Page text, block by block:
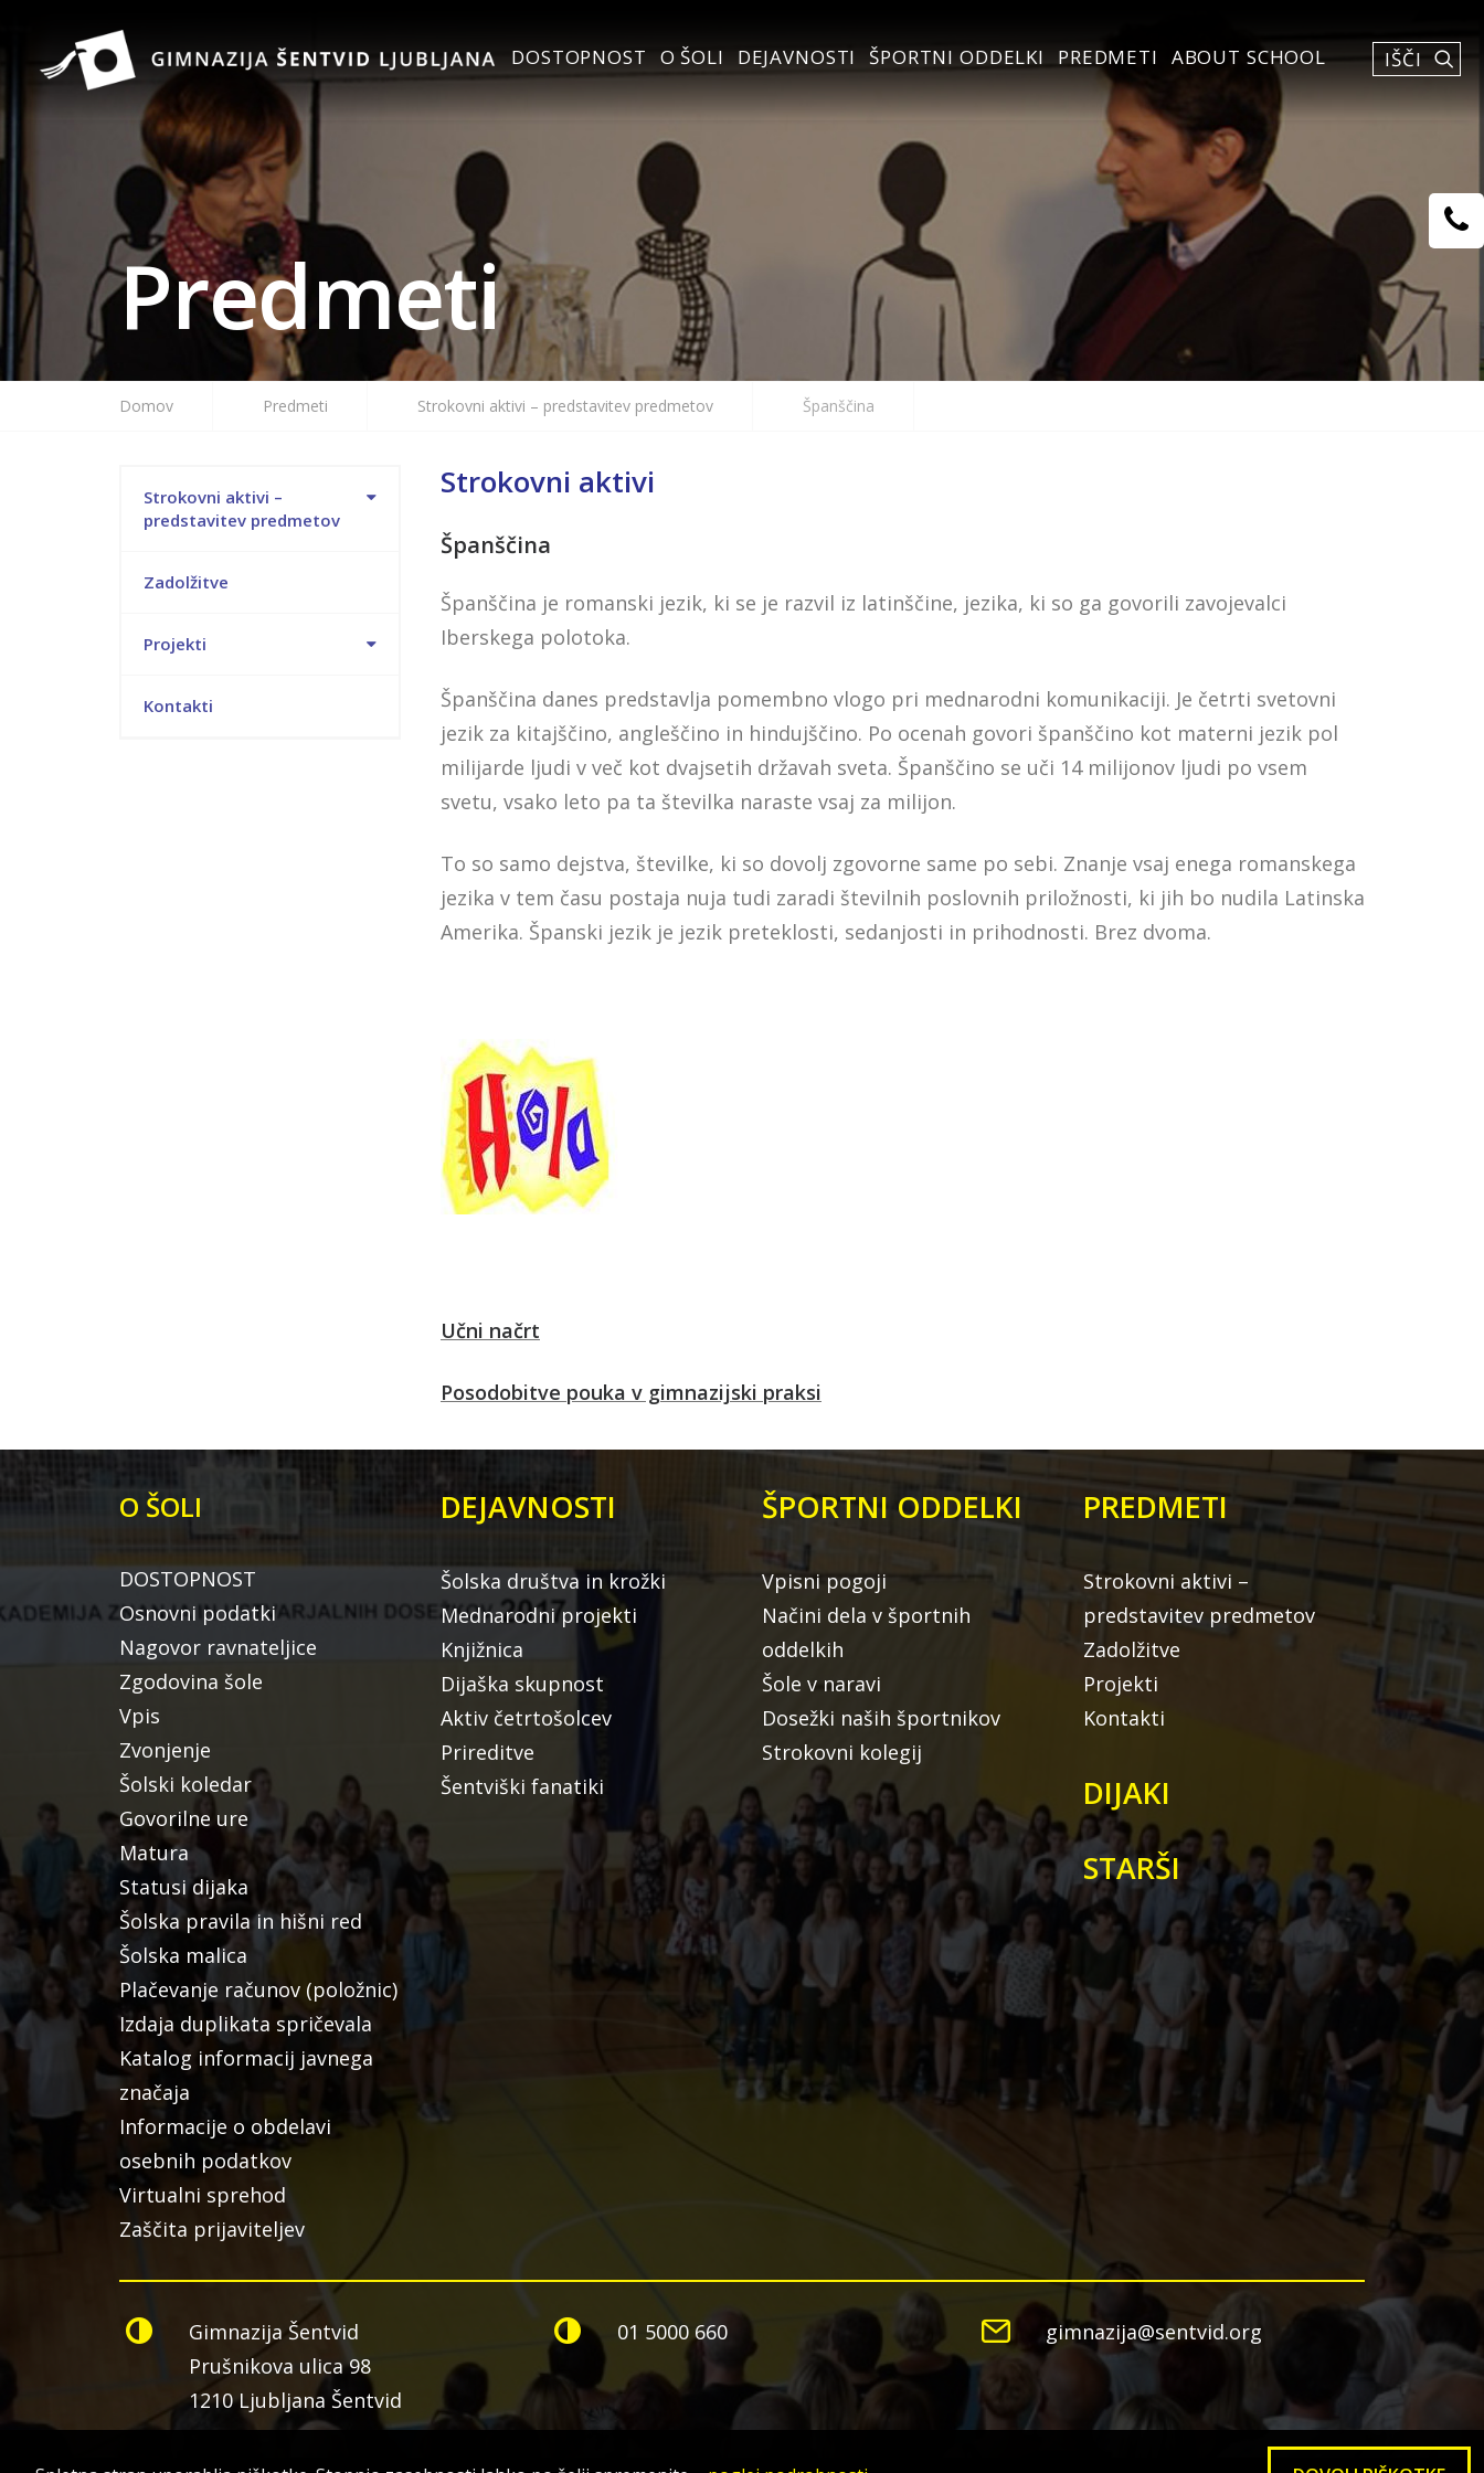
DOSTOPNOST O ŠOLI DEJAVNOSTI ŠPORTNI ODDELKI PREDMETI ABOUT SCHOOL
Predmeti
Domov Predmeti Strokovni aktivi – predstavitev predmetov Španščina
Strokovni aktivi –
predstavitev predmetov
Zadolžitve
Projekti
Kontakti
Strokovni aktivi
Španščina
Španščina je romanski jezik, ki se je razvil iz latinščine, jezika, ki so ga govorili zavojevalci
Iberskega polotoka.
Španščina danes predstavlja pomembno vlogo pri mednarodni komunikaciji. Je četrti svetovni
jezik za kitajščino, angleščino in hindujščino. Po ocenah govori španščino kot materni jezik pol
milijarde ljudi v več kot dvajsetih državah sveta. Španščino se uči 14 milijonov ljudi po vsem
svetu, vsako leto pa ta številka naraste vsaj za milijon.
To so samo dejstva, številke, ki so dovolj zgovorne same po sebi. Znanje vsaj enega romanskega
jezika v tem času postaja nuja tudi zaradi številnih poslovnih priložnosti, ki jih bo nudila Latinska
Amerika. Španski jezik je jezik preteklosti, sedanjosti in prihodnosti. Brez dvoma.
Učni načrt
Posodobitve pouka v gimnazijski praksi
O ŠOLI
DOSTOPNOST
Osnovni podatki
Nagovor ravnateljice
Zgodovina šole
Vpis
Zvonjenje
Šolski koledar
Govorilne ure
Matura
Statusi dijaka
Šolska pravila in hišni red
Šolska malica
Plačevanje računov (položnic)
Izdaja duplikata spričevala
Katalog informacij javnega
značaja
Informacije o obdelavi
osebnih podatkov
Virtualni sprehod
Zaščita prijaviteljev
DEJAVNOSTI
Šolska društva in krožki
Mednarodni projekti
Knjižnica
Dijaška skupnost
Aktiv četrtošolcev
Prireditve
Šentviški fanatiki
ŠPORTNI ODDELKI
Vpisni pogoji
Načini dela v športnih
oddelkih
Šole v naravi
Dosežki naših športnikov
Strokovni kolegij
PREDMETI
Strokovni aktivi –
predstavitev predmetov
Zadolžitve
Projekti
Kontakti
DIJAKI
STARŠI
Gimnazija Šentvid
Prušnikova ulica 98
1210 Ljubljana Šentvid
01 5000 660 gimnazija@sentvid.org